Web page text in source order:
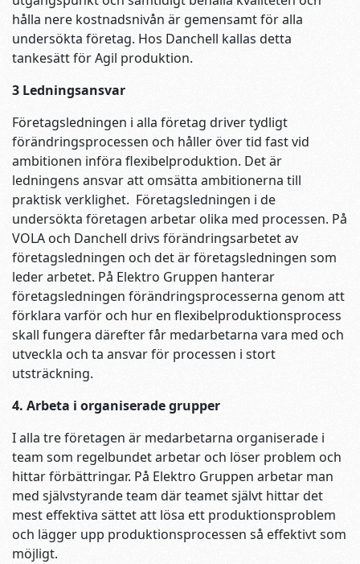
hålla nere kostnadsnivån är gemensamt för alla
undersökta företag. Hos Danchell kallas detta
tankesätt för Agil produktion.
3 Ledningsansvar
Företagsledningen i alla företag driver tydligt
förändringsprocessen och håller över tid fast vid
ambitionen införa flexibelproduktion. Det är
ledningens ansvar att omsätta ambitionerna till
praktisk verklighet. Företagsledningen i de
undersökta företagen arbetar olika med processen. På
VOLA och Danchell drivs förändringsarbetet av
företagsledningen och det är företagsledningen som
leder arbetet. På Elektro Gruppen hanterar
företagsledningen förändringsprocesserna genom att
förklara varför och hur en flexibelproduktionsprocess
skall fungera därefter får medarbetarna vara med och
utveckla och ta ansvar för processen i stort
utsträckning.
4. Arbeta i organiserade grupper
I alla tre företagen är medarbetarna organiserade i
team som regelbundet arbetar och löser problem och
hittar förbättringar. På Elektro Gruppen arbetar man
med självstyrande team där teamet självt hittar det
mest effektiva sättet att lösa ett produktionsproblem
och lägger upp produktionsprocessen så effektivt som
möjligt.